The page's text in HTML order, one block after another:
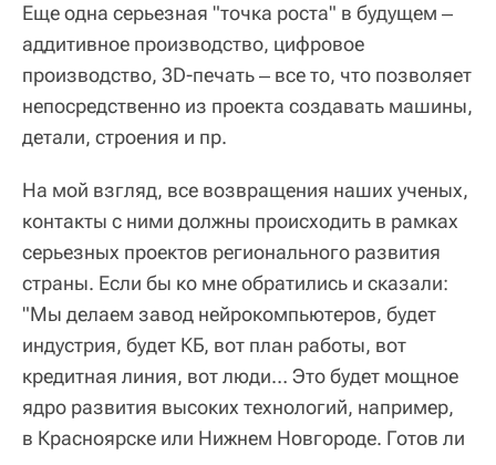
Еще одна серьезная "точка роста" в будущем ‒
аддитивное производство, цифровое
производство, 3D-печать ‒ все то, что позволяет
непосредственно из проекта создавать машины,
детали, строения и пр.
На мой взгляд, все возвращения наших ученых,
контакты с ними должны происходить в рамках
серьезных проектов регионального развития
страны. Если бы ко мне обратились и сказали:
"Мы делаем завод нейрокомпьютеров, будет
индустрия, будет КБ, вот план работы, вот
кредитная линия, вот люди… Это будет мощное
ядро развития высоких технологий, например,
в Красноярске или Нижнем Новгороде. Готов ли